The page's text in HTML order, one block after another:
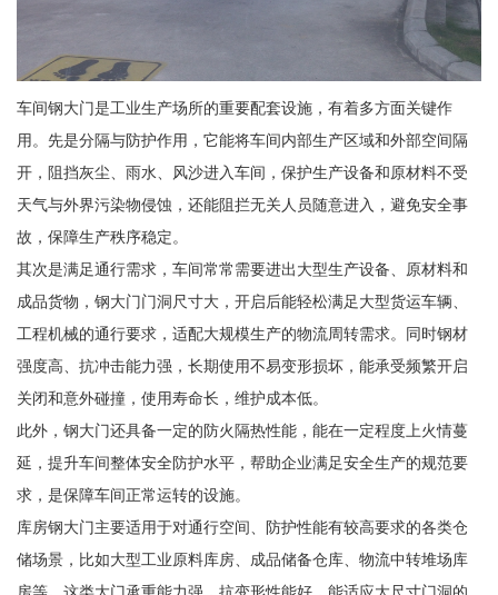
车间钢大门是工业生产场所的重要配套设施，有着多方面关键作
用。先是分隔与防护作用，它能将车间内部生产区域和外部空间隔
开，阻挡灰尘、雨水、风沙进入车间，保护生产设备和原材料不受
天气与外界污染物侵蚀，还能阻拦无关人员随意进入，避免安全事
故，保障生产秩序稳定。
其次是满足通行需求，车间常常需要进出大型生产设备、原材料和
成品货物，钢大门门洞尺寸大，开启后能轻松满足大型货运车辆、
工程机械的通行要求，适配大规模生产的物流周转需求。同时钢材
强度高、抗冲击能力强，长期使用不易变形损坏，能承受频繁开启
关闭和意外碰撞，使用寿命长，维护成本低。
此外，钢大门还具备一定的防火隔热性能，能在一定程度上火情蔓
延，提升车间整体安全防护水平，帮助企业满足安全生产的规范要
求，是保障车间正常运转的设施。
库房钢大门主要适用于对通行空间、防护性能有较高要求的各类仓
储场景，比如大型工业原料库房、成品储备仓库、物流中转堆场库